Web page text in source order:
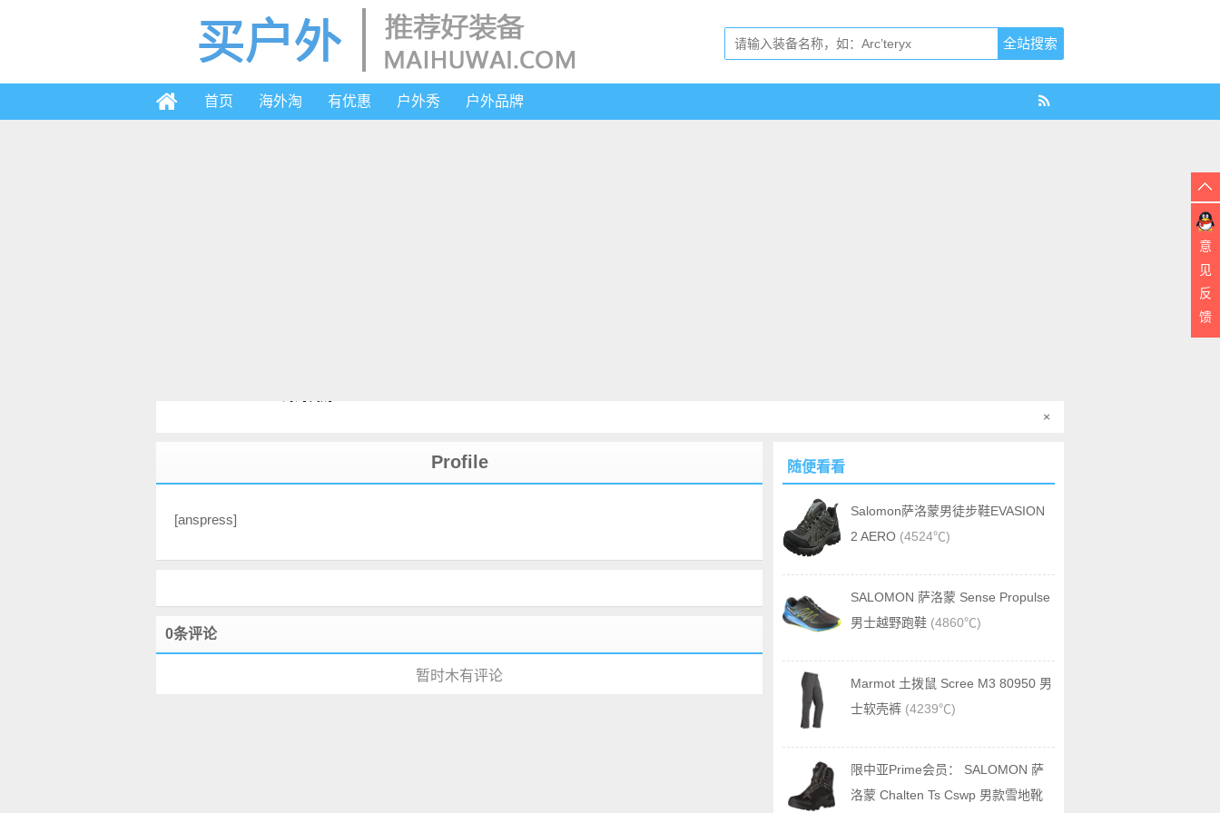
首页 海外淘 有优惠 户外秀 户外品牌
×
Profile
[anspress]
0条评论
暂时木有评论
随便看看
Salomon萨洛蒙男徒步鞋EVASION
2 AERO (4524℃)
SALOMON 萨洛蒙 Sense Propulse
男士越野跑鞋 (4860℃)
Marmot 土拨鼠 Scree M3 80950 男
士软壳裤 (4239℃)
限中亚Prime会员： SALOMON 萨
洛蒙 Chalten Ts Cswp 男款雪地靴
意
见
反
馈